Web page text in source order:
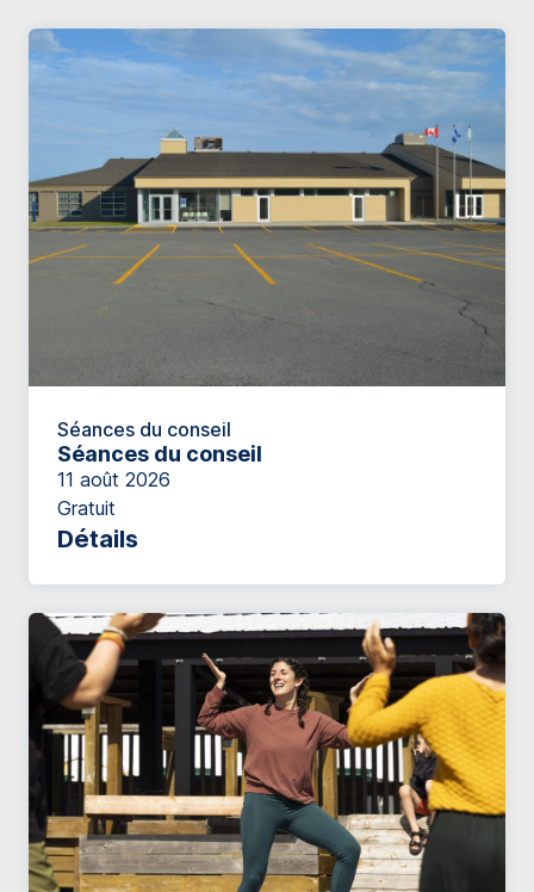
Séances du conseil
Séances du conseil
11 août 2026
Gratuit
Détails